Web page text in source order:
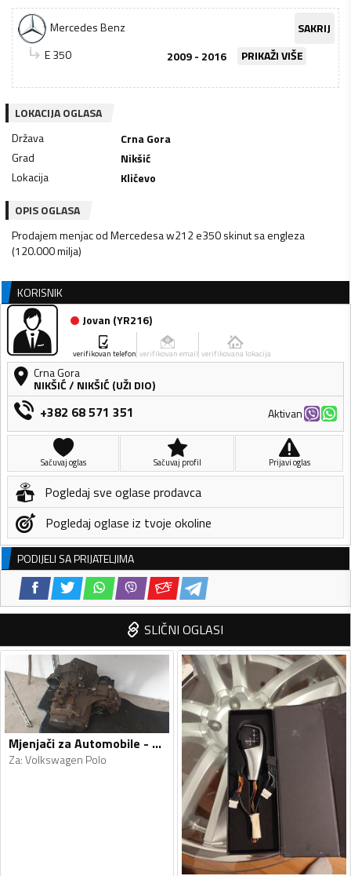
Mercedes Benz
SAKRIJ
E 350
2009 - 2016 PRIKAŽI VIŠE
LOKACIJA OGLASA
Država
Crna Gora
Grad
Nikšić
Lokacija
Kličevo
OPIS OGLASA
Prodajem menjac od Mercedesa w212 e350 skinut sa engleza
(120.000 milja)
KORISNIK
Jovan (YR216)
verifikovan telefon verifikovan email verifikovana lokacija
Crna Gora
NIKŠIĆ/ NIKŠIĆ (UŽI DIO)
+382 68 571 351 Aktivan
Sačuvaj oglas Sačuvaj profil Prijavi oglas
Pogledaj sve oglase prodavca
Pogledaj oglase iz tvoje okoline
PODIJELI SA PRIJATELJIMA
SLIČNI OGLASI
Mjenjači za Automobile - Volkswagen - Polo - 2010
Za:Volkswagen Polo